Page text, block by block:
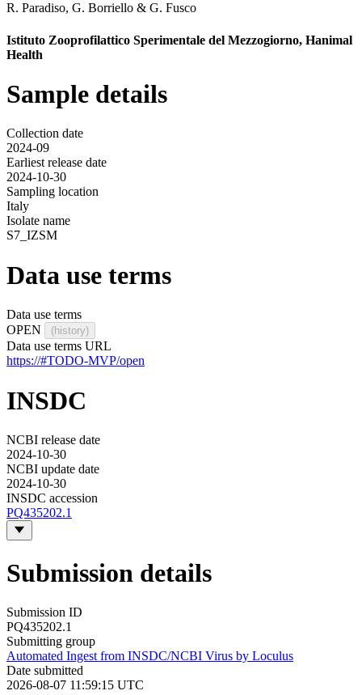
R. Paradiso, G. Borriello & G. Fusco
Istituto Zooprofilattico Sperimentale del Mezzogiorno, Hanimal
Health
Sample details
Collection date
2024-09
Earliest release date
2024-10-30
Sampling location
Italy
Isolate name
S7_IZSM
Data use terms
Data use terms
OPEN
(history)
Data use terms URL
https://#TODO-MVP/open
INSDC
NCBI release date
2024-10-30
NCBI update date
2024-10-30
INSDC accession
PQ435202.1
Submission details
Submission ID
PQ435202.1
Submitting group
Automated Ingest from INSDC/NCBI Virus by Loculus
Date submitted
2026-08-07 11:59:15 UTC